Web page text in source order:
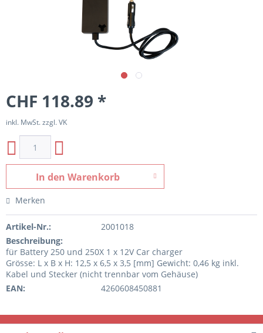
CHF 118.89 *
inkl. MwSt. zzgl. VK
In den Warenkorb
Merken
Artikel-Nr.:
2001018
Beschreibung:
für Battery 250 und 250X 1 x 12V Car charger
Grösse: L x B x H: 12,5 x 6,5 x 3,5 [mm] Gewicht: 0,46 kg inkl.
Kabel und Stecker (nicht trennbar vom Gehäuse)
EAN:
4260608450881